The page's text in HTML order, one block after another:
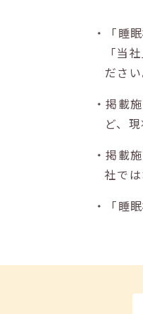
・「睡
「当
ださい
・掲載
ど、
・掲載
社で
・「睡